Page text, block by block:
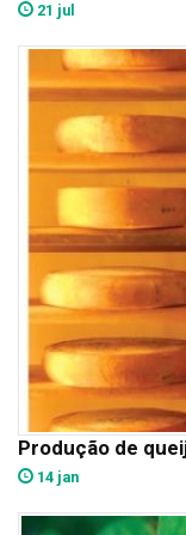
21 jul
Produção de
14 jan